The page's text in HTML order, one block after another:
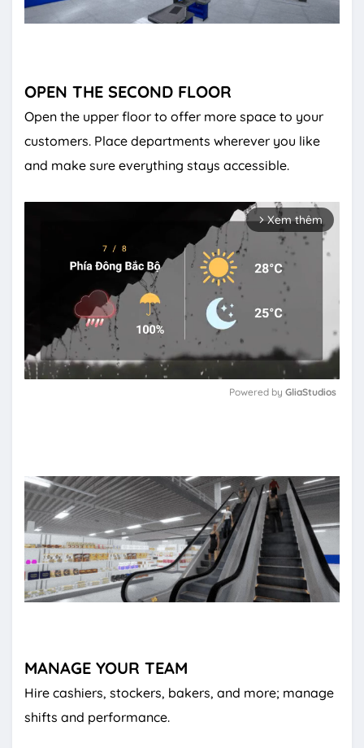
OPEN THE SECOND FLOOR
Open the upper floor to offer more space to your
customers. Place departments wherever you like
and make sure everything stays accessible.
arrow_forward_ios Xem thêm
Powered by GliaStudios
MANAGE YOUR TEAM
Hire cashiers, stockers, bakers, and more; manage
shifts and performance.